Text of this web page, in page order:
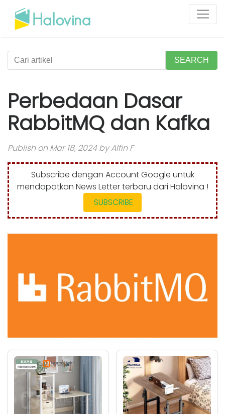
SEARCH
Perbedaan Dasar
RabbitMQ dan Kafka
Publish on Mar 18, 2024 by Alfin F
Subscribe dengan Account Google untuk
mendapatkan News Letter terbaru dari Halovina !
SUBSCRIBE